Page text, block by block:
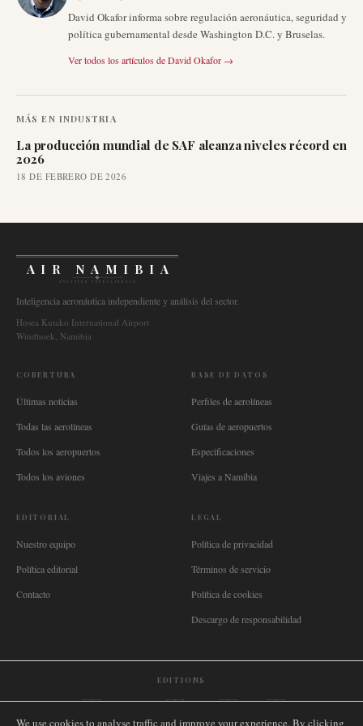
David Okafor informa sobre regulación aeronáutica, seguridad y
política gubernamental desde Washington D.C. y Bruselas.
Ver todos los artículos deDavid Okafor →
MÁS EN INDUSTRIA
La producción mundial de SAF alcanza niveles récord en
2026
18 DE FEBRERO DE 2026
AIR NAMIBIA
AVIATION INTELLIGENCE
Inteligencia aeronáutica independiente y análisis del sector.
Hosea Kutako International Airport
Windhoek, Namibia
COBERTURA
Últimas noticias
Todas las aerolíneas
Todos los aeropuertos
Todos los aviones
BASE DE DATOS
Perfiles de aerolíneas
Guías de aeropuertos
Especificaciones
Viajes a Namibia
EDITORIAL
Nuestro equipo
Política editorial
Contacto
LEGAL
Política de privacidad
Términos de servicio
Política de cookies
Descargo de responsabilidad
EDITIONS
🌐 International🇬🇧 United Kingdom🇦🇺 Australia🇨🇦 Canada🇳🇿 New Zealand
We use cookies to analyse traffic and improve your experience. By clicking